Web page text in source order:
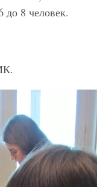
до 8 человек.